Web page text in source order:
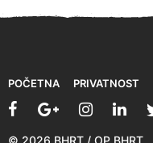
POČETNA PRIVATNOST